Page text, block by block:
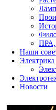
Наши
Электрика
Новости